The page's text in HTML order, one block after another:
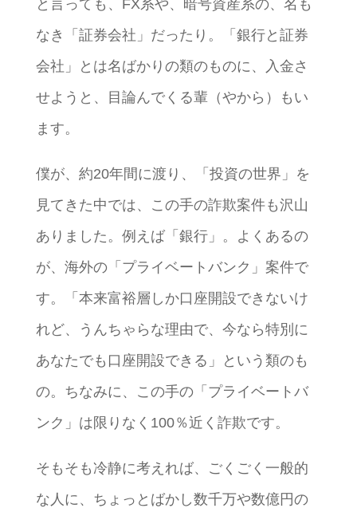
と言っても、FX系や、暗号資産系の、名も
なき「証券会社」だったり。「銀行と証券
会社」とは名ばかりの類のものに、入金さ
せようと、目論んでくる輩（やから）もい
ます。
僕が、約20年間に渡り、「投資の世界」を
見てきた中では、この手の詐欺案件も沢山
ありました。例えば「銀行」。よくあるの
が、海外の「プライベートバンク」案件で
す。「本来富裕層しか口座開設できないけ
れど、うんちゃらな理由で、今なら特別に
あなたでも口座開設できる」という類のも
の。ちなみに、この手の「プライベートバ
ンク」は限りなく100％近く詐欺です。
そもそも冷静に考えれば、ごくごく一般的
な人に、ちょっとばかし数千万や数億円の